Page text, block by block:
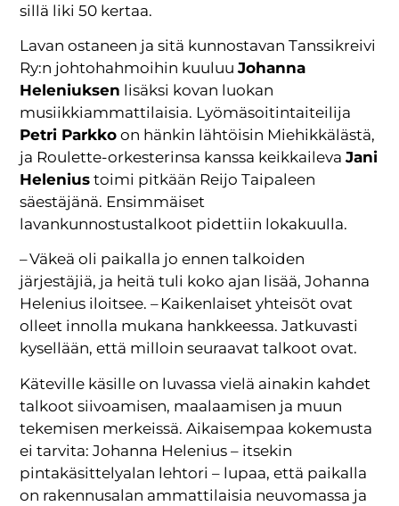
sillä liki 50 kertaa.
Lavan ostaneen ja sitä kunnostavan Tanssikreivi
Ry:n johtohahmoihin kuuluuJohanna
Heleniuksen lisäksi kovan luokan
musiikkiammattilaisia. Lyömäsoitintaiteilija
Petri Parkko on hänkin lähtöisin Miehikkälästä,
ja Roulette-orkesterinsa kanssa keikkailevaJani
Helenius toimi pitkään Reijo Taipaleen
säestäjänä. Ensimmäiset
lavankunnostustalkoot pidettiin lokakuulla.
– Väkeä oli paikalla jo ennen talkoiden
järjestäjiä, ja heitä tuli koko ajan lisää, Johanna
Helenius iloitsee. – Kaikenlaiset yhteisöt ovat
olleet innolla mukana hankkeessa. Jatkuvasti
kysellään, että milloin seuraavat talkoot ovat.
Käteville käsille on luvassa vielä ainakin kahdet
talkoot siivoamisen, maalaamisen ja muun
tekemisen merkeissä. Aikaisempaa kokemusta
ei tarvita: Johanna Helenius – itsekin
pintakäsittelyalan lehtori – lupaa, että paikalla
on rakennusalan ammattilaisia neuvomassa ja